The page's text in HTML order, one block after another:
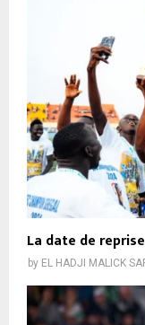
La date de
by EL HADJI MALICK